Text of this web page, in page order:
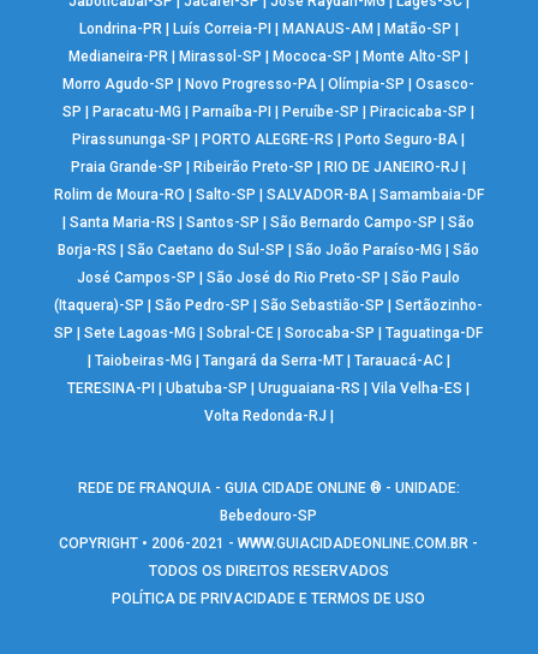
Londrina-PR| Luís Correia-PI MANAUS-AM Matão-SP
Medianeira-PR
Mirassol-SP Mococa-SP Monte Alto-SP
Morro Agudo-SP
Novo Progresso-PA |Olímpia-SP |Osasco-
SP
Paracatu-MG Parnaíba-PI Peruíbe-SP Piracicaba-SP
Pirassununga-SP
PORTO ALEGRE-RS Porto Seguro-BA
Praia Grande-SP
Ribeirão Preto-SP RIO DE JANEIRO-RJ
Rolim de Moura-RO
Salto-SP SALVADOR-BA| Samambaia-DF
|Santa Maria-RS |Santos-SP |São Bernardo Campo-SP |São
Borja-RS
|São Caetano do Sul-SP |São João Paraíso-MG |São
José Campos-SP
|São José do Rio Preto-SP |São Paulo
(Itaquera)-SP
|São Pedro-SP |São Sebastião-SP |Sertãozinho-
SP
|Sete Lagoas-MG |Sobral-CE |Sorocaba-SP |Taguatinga-DF
Taiobeiras-MG Tangará da Serra-MT| Tarauacá-AC|
TERESINA-PI
|Ubatuba-SP |Uruguaiana-RS |Vila Velha-ES
Volta Redonda-RJ
REDE DE FRANQUIA - GUIA CIDADE ONLINE ® - UNIDADE:
Bebedouro-SP
COPYRIGHT • 2006-2021 -WWW.GUIACIDADEONLINE.COM.BR -
TODOS OS DIREITOS RESERVADOS
POLÍTICA DE PRIVACIDADE E TERMOS DE USO